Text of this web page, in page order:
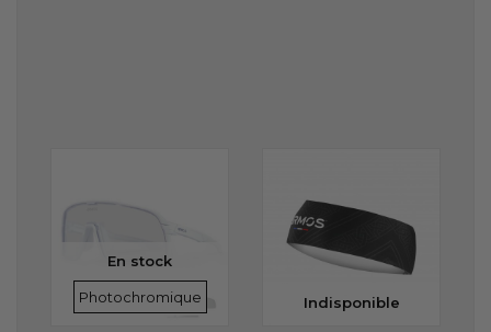
En stock
VERRES
Photochromique Indisponible